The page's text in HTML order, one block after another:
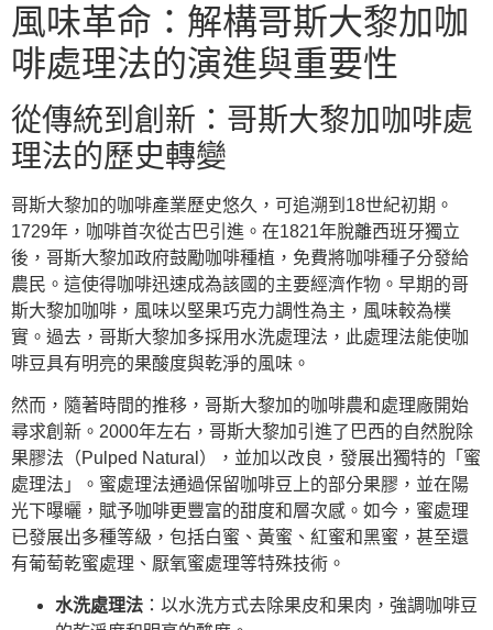
風味革命：解構哥斯大黎加咖
啡處理法的演進與重要性
從傳統到創新：哥斯大黎加咖啡處
理法的歷史轉變
哥斯大黎加的咖啡產業歷史悠久，可追溯到18世紀初期。
1729年，咖啡首次從古巴引進。在1821年脫離西班牙獨立
後，哥斯大黎加政府鼓勵咖啡種植，免費將咖啡種子分發給
農民。這使得咖啡迅速成為該國的主要經濟作物。早期的哥
斯大黎加咖啡，風味以堅果巧克力調性為主，風味較為樸
實。過去，哥斯大黎加多採用水洗處理法，此處理法能使咖
啡豆具有明亮的果酸度與乾淨的風味。
然而，隨著時間的推移，哥斯大黎加的咖啡農和處理廠開始
尋求創新。2000年左右，哥斯大黎加引進了巴西的自然脫除
果膠法（Pulped Natural），並加以改良，發展出獨特的「蜜
處理法」。蜜處理法通過保留咖啡豆上的部分果膠，並在陽
光下曝曬，賦予咖啡更豐富的甜度和層次感。如今，蜜處理
已發展出多種等級，包括白蜜、黃蜜、紅蜜和黑蜜，甚至還
有葡萄乾蜜處理、厭氧蜜處理等特殊技術。
水洗處理法 ：以水洗方式去除果皮和果肉，強調咖啡豆